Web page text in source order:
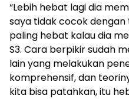
“Lebih hebat lagi dia
saya tidak cocok
paling hebat kalau dia
S3. Cara berpikir sudah
lain yang melakukan
komprehensif, dan
kita bisa patahkan, itu